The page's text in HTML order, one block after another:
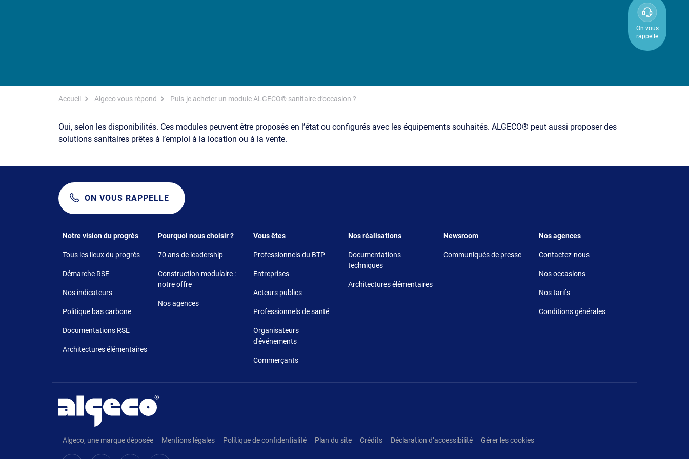
0800
850
800
On vous
rappelle
Fil d'Ariane
Accueil Algeco vous répond Puis-je acheter un module ALGECO® sanitaire d’occasion ?
Oui, selon les disponibilités. Ces modules peuvent être proposés en l’état ou configurés avec les équipements souhaités. ALGECO® peut aussi proposer des
solutions sanitaires prêtes à l’emploi à la location ou à la vente.
ON VOUS RAPPELLE
Footer 1
Notre vision du progrès
Tous les lieux du progrès
Démarche RSE
Nos indicateurs
Politique bas carbone
Documentations RSE
Architectures élémentaires
Footer 2
Pourquoi nous choisir ?
70 ans de leadership
Construction modulaire :
notre offre
Nos agences
Footer 3
Vous êtes
Professionnels du BTP
Entreprises
Acteurs publics
Professionnels de santé
Organisateurs
d'événements
Commerçants
Footer 4
Nos réalisations
Documentations
techniques
Architectures élémentaires
Footer 5
Newsroom
Communiqués de presse
Footer 6
Nos agences
Contactez-nous
Nos occasions
Nos tarifs
Conditions générales
Algeco, une marque déposée Mentions légales Politique de confidentialité Plan du site Crédits Déclaration d’accessibilité Gérer les cookies